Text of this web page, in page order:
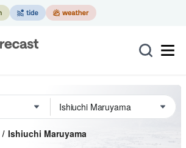
Ishiuchi Maruyama